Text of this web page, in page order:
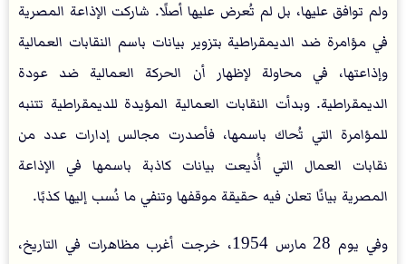
ولم توافق عليها، بل لم تُعرض عليها أصلًا. شاركت الإذاعة المصرية
في مؤامرة ضد الديمقراطية بتزوير بيانات باسم النقابات العمالية
وإذاعتها، في محاولة لإظهار أن الحركة العمالية ضد عودة
الديمقراطية. وبدأت النقابات العمالية المؤيدة للديمقراطية تتنبه
للمؤامرة التي تُحاك باسمها، فأصدرت مجالس إدارات عدد من
نقابات العمال التي أُذيعت بيانات كاذبة باسمها في الإذاعة
المصرية بيانًا تعلن فيه حقيقة موقفها وتنفي ما نُسب إليها كذبًا.
وفي يوم 28 مارس 1954، خرجت أغرب مظاهرات في التاريخ،